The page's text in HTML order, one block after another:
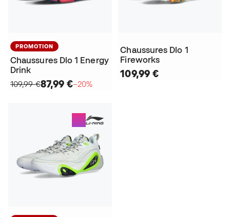
PROMOTION
Chaussures Dlo 1 Energy
Drink
109,99 €87,99 €−20%
Chaussures Dlo 1
Fireworks
109,99 €